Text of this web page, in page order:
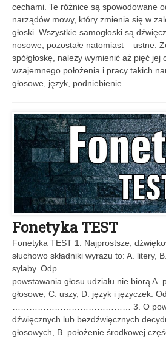
cechami. Te różnice są spowodowane
narządów mowy, który zmienia się w
głoski. Wszystkie samogłoski są
nosowe, pozostałe natomiast – ustne.
spółgłoskę, należy wymienić aż pięć jej
wzajemnego położenia i pracy takich
głosowe, język, podniebienie
Fonetyka TEST
Fonetyka TEST 1. Najprostsze,
słuchowo składniki wyrazu to: A. litery,
sylaby. Odp.
powstawania głosu udziału nie biorą A.
głosowe, C. uszy, D. język i języczek.
…………………………………… 3. O
dźwięcznych lub bezdźwięcznych
głosowych, B. położenie środkowej